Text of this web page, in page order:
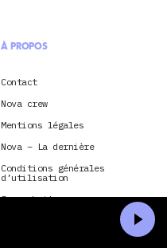
À PROPOS
Contact
Nova crew
Mentions légales
Nova – La dernière
Conditions générales
d’utilisation
Je souhaite envoyer ma
candidature à Radio Nova
d’utilisation et politique